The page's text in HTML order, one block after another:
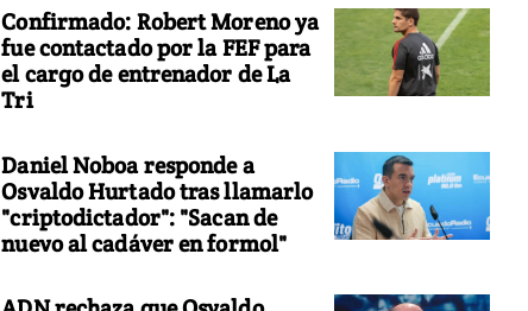
Confirmado: Robert Moreno ya
fue contactado por la FEF para
el cargo de entrenador de La
Tri
Daniel Noboa responde a
Osvaldo Hurtado tras llamarlo
"criptodictador": "Sacan de
nuevo al cadáver en formol"